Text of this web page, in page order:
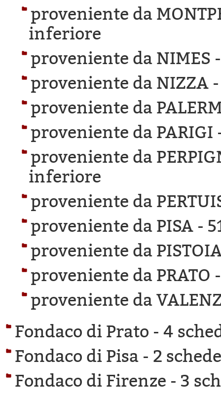
proveniente da
inferiore
proveniente da NIMES
proveniente da NIZZA
proveniente da
proveniente da PARIGI
proveniente da
inferiore
proveniente da
proveniente da PISA -
proveniente da
proveniente da PRATO
proveniente da
Fondaco di Prato - 4
Fondaco di Pisa - 2
Fondaco di Firenze - 3